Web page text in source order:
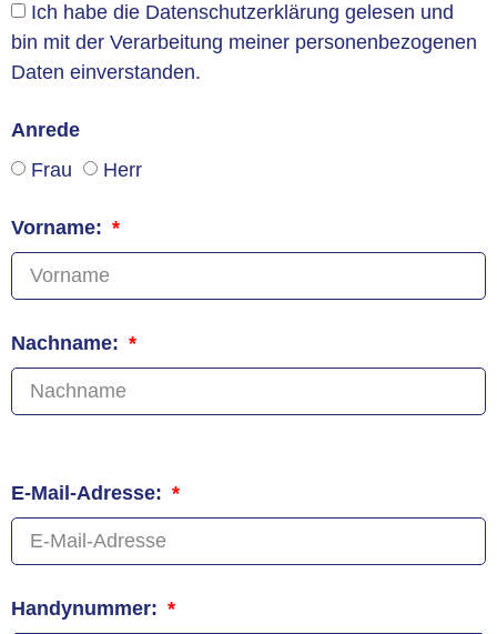
Ich habe die Datenschutzerklärung gelesen und
bin mit der Verarbeitung meiner personenbezogenen
Daten einverstanden.
Anrede
Frau
Herr
Vorname:
Nachname:
E-Mail-Adresse:
Handynummer: